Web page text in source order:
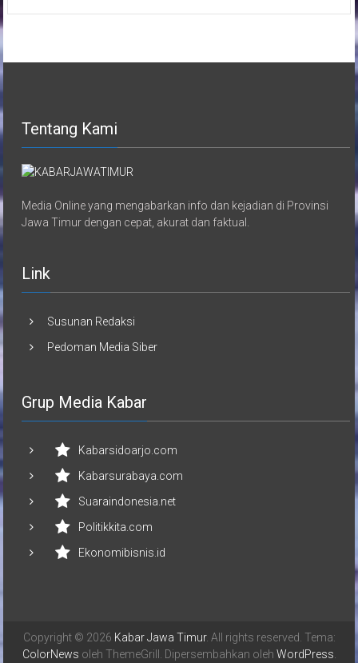
Tentang Kami
Media Online yang mengabarkan info dan kejadian di Provinsi
Jawa Timur dengan cepat, akurat dan faktual.
Link
Susunan Redaksi
Pedoman Media Siber
Grup Media Kabar
Kabarsidoarjo.com
Kabarsurabaya.com
Suaraindonesia.net
Politikkita.com
Ekonomibisnis.id
Copyright © 2026 Kabar Jawa Timur. All rights reserved. Tema:
ColorNews oleh ThemeGrill. Dipersembahkan oleh WordPress.